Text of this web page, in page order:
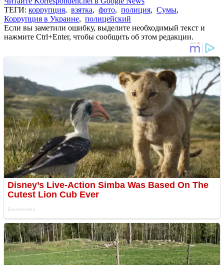
ТЕГИ: коррупция, взятка, фото, полиция, Сумы,
Коррупция в Украине, полицейский
Если вы заметили ошибку, выделите необходимый текст и
нажмите Ctrl+Enter, чтобы сообщить об этом редакции.